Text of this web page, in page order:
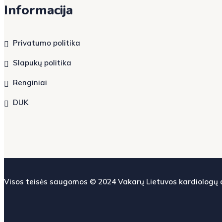
Informacija
Privatumo politika
Slapukų politika
Renginiai
DUK
Visos teisės saugomos © 2024 Vakarų Lietuvos kardiologų